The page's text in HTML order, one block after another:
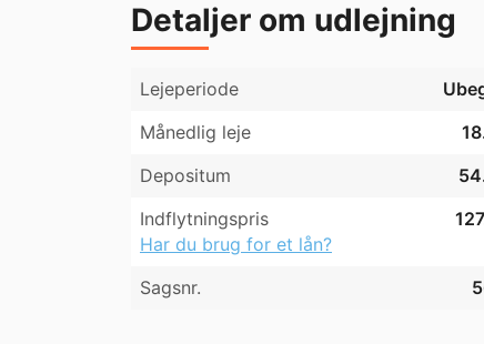
Detaljer om udlejning
Lejeperiode
Månedlig leje
Depositum
Indflytningspris
Har du brug for et lån?
Sagsnr.